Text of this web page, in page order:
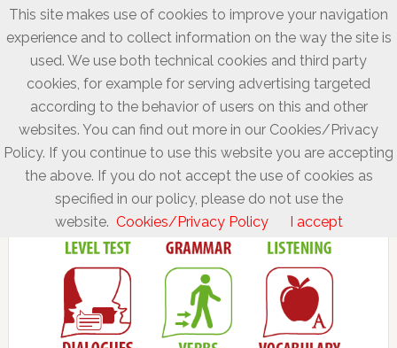
This site makes use of cookies to improve your navigation
experience and to collect information on the way the site is
used. We use both technical cookies and third party
cookies, for example for serving advertising targeted
according to the behavior of users on this and other
websites. You can find out more in our Cookies/Privacy
Policy. If you continue to use this website you are accepting
the above. If you do not accept the use of cookies as
specified in our policy, please do not use the
website. Cookies/Privacy Policy I accept